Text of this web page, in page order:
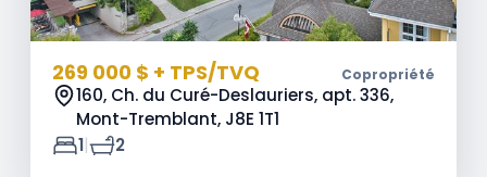
269 000 $ + TPS/TVQ Copropriété
160, Ch. du Curé-Deslauriers, apt. 336,
Mont-Tremblant, J8E 1T1
1| 2